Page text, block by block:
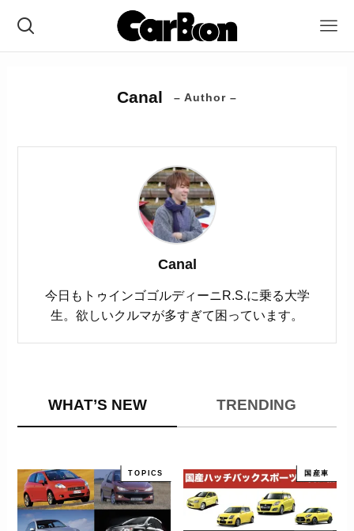
Canal – Author –
Canal
今日もトゥインゴゴルディーニR.S.に乗る大学
生。欲しいクルマが多すぎて困っています。
WHAT’S NEW TRENDING
TOPICS 国産車